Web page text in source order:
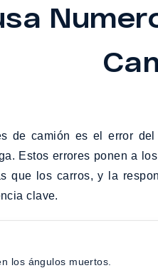
de camión es el error
Estos errores ponen a
que los carros, y la
clave.
los ángulos muertos.